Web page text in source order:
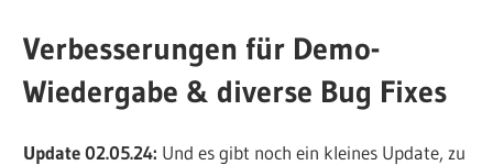
Verbesserungen für Demo-
Wiedergabe & diverse Bug Fixes
Update 02.05.24: Und es gibt noch ein kleines Update, zu